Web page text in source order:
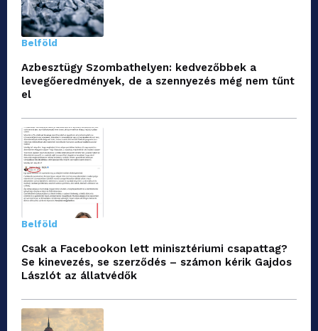
Belföld
Azbesztügy Szombathelyen: kedvezőbbek a
levegőeredmények, de a szennyezés még nem tűnt
el
Belföld
Csak a Facebookon lett minisztériumi csapattag?
Se kinevezés, se szerződés – számon kérik Gajdos
Lászlót az állatvédők